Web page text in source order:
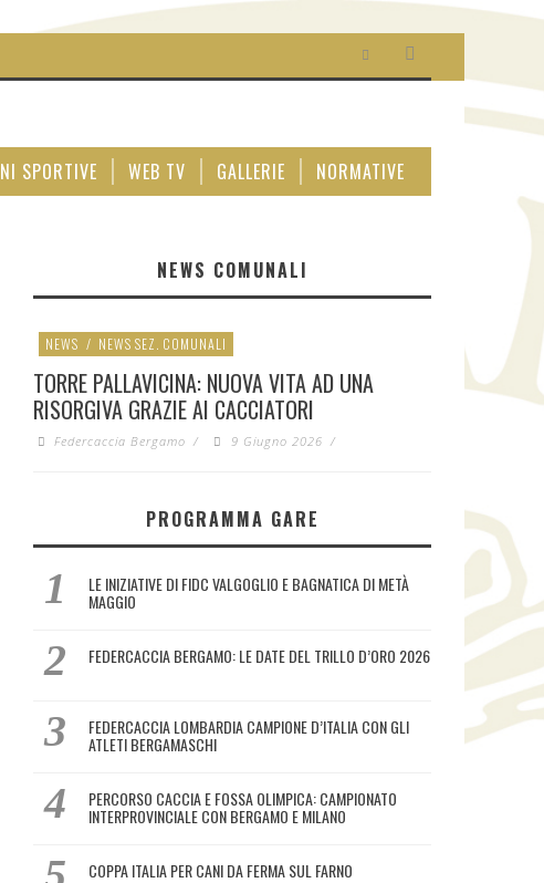
SPORTIVE WEB TV GALLERIE NORMATIVE
NEWS COMUNALI
NEWS / NEWS SEZ. COMUNALI
TORRE PALLAVICINA: NUOVA VITA AD UNA
RISORGIVA GRAZIE AI CACCIATORI
Federcaccia Bergamo / 9 Giugno 2026 /
PROGRAMMA GARE
LE INIZIATIVE DI FIDC VALGOGLIO E BAGNATICA DI METÀ
MAGGIO
FEDERCACCIA BERGAMO: LE DATE DEL TRILLO D’ORO 2026
FEDERCACCIA LOMBARDIA CAMPIONE D’ITALIA CON GLI
ATLETI BERGAMASCHI
PERCORSO CACCIA E FOSSA OLIMPICA: CAMPIONATO
INTERPROVINCIALE CON BERGAMO E MILANO
COPPA ITALIA PER CANI DA FERMA SUL FARNO